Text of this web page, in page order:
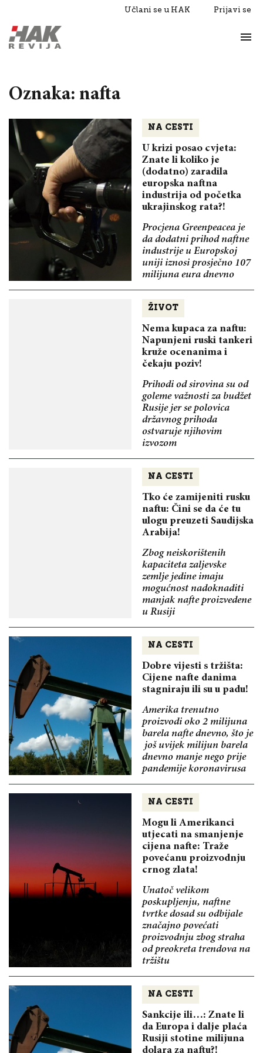
Učlani se u HAK Prijavi se
Razgovori
Oznaka: nafta
NA CESTI
U krizi posao cvjeta:
Znate li koliko je
(dodatno) zaradila
europska naftna
industrija od početka
ukrajinskog rata?!
Procjena Greenpeacea je
da dodatni prihod naftne
industrije u Europskoj
uniji iznosi prosječno 107
milijuna eura dnevno
ŽIVOT
Nema kupaca za naftu:
Napunjeni ruski tankeri
kruže ocenanima i
čekaju poziv!
Prihodi od sirovina su od
goleme važnosti za budžet
Rusije jer se polovica
državnog prihoda
ostvaruje njihovim
izvozom
NA CESTI
Tko će zamijeniti rusku
naftu: Čini se da će tu
ulogu preuzeti Saudijska
Arabija!
Zbog neiskorištenih
kapaciteta zaljevske
zemlje jedine imaju
mogućnost nadoknaditi
manjak nafte proizvedene
u Rusiji
NA CESTI
Dobre vijesti s tržišta:
Cijene nafte danima
stagniraju ili su u padu!
Amerika trenutno
proizvodi oko 2 milijuna
barela nafte dnevno, što je
još uvijek milijun barela
dnevno manje nego prije
pandemije koronavirusa
NA CESTI
Mogu li Amerikanci
utjecati na smanjenje
cijena nafte: Traže
povećanu proizvodnju
crnog zlata!
Unatoč velikom
poskupljenju, naftne
tvrtke dosad su odbijale
značajno povećati
proizvodnju zbog straha
od preokreta trendova na
tržištu
NA CESTI
Sankcije ili…: Znate li
da Europa i dalje plaća
Rusiji stotine milijuna
dolara za naftu?!